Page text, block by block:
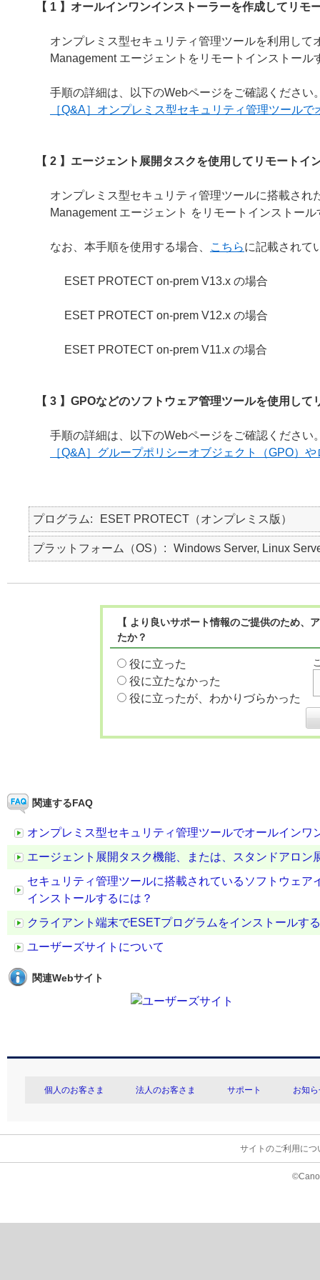
【 1 】オールインワンインストーラーを作成してリモ
オンプレミス型セキュリティ管理ツールを利用し
Management エージェントをリモートインストール
手順の詳細は、以下のWebページをご確認ください
［Q&A］オンプレミス型セキュリティ管理ツール
【 2 】エージェント展開タスクを使用してリモートイ
オンプレミス型セキュリティ管理ツールに搭載さ
Management エージェント をリモートインストー
なお、本手順を使用する場合、 こちらに記載されて
ESET PROTECT on-prem V13.x の場合
ESET PROTECT on-prem V12.x の場合
ESET PROTECT on-prem V11.x の場合
【 3 】GPOなどのソフトウェア管理ツールを使用し
手順の詳細は、以下のWebページをご確認ください
［Q&A］グループポリシーオブジェクト（GPO）
プログラム ESET PROTECT（オンプレミス版）
プラットフォーム（OS） Windows Server, Linux
【 より良いサポート情報のご提供のため
たか？
役に立った
役に立たなかった
役に立ったが、わかりづらかった
関連するFAQ
オンプレミス型セキュリティ管理ツールでオールイン
エージェント展開タスク機能、または、スタンドアロ
セキュリティ管理ツールに搭載されているソフトウェ
インストールするには？
クライアント端末でESETプログラムをインストールす
ユーザーズサイトについて
関連Webサイト
個人のお客さま 法人のお客さま サポート お知
サイトのご利用につ